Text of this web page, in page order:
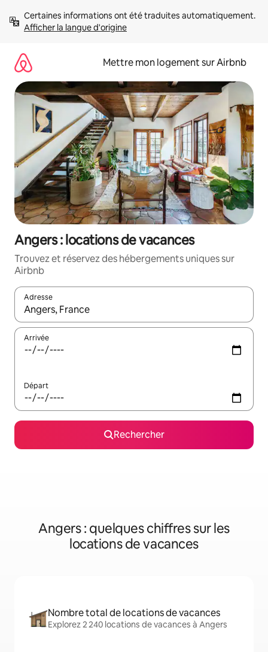
directement
Afficher la langue d'origine
Mettre mon logement sur Airbnb
Angers : locations de vacances
Trouvez et réservez des hébergements uniques sur
Airbnb
Adresse
Lorsque les résultats s'affichent, utilisez les flèches vers le
Arrivée
Départ
Rechercher
Angers : quelques chiffres sur les
locations de vacances
Nombre total de locations de vacances
Explorez 2 240 locations de vacances à Angers